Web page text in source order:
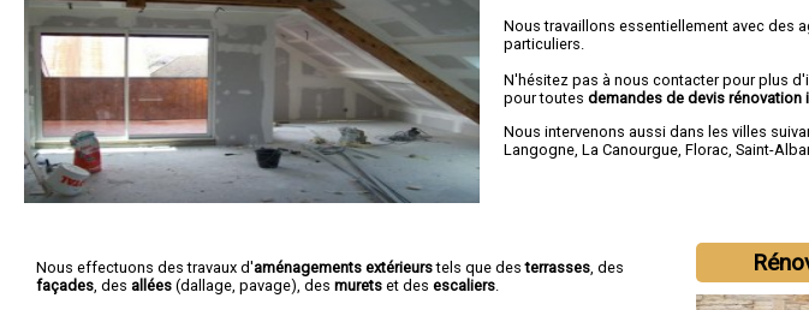
Nous travaillons essentiellement avec des
particuliers.
N'hésitez pas à nous contacter pour plus
pour toutesdemandes de devis rénovation
Nous intervenons aussi dans les villes
Langogne ,La Canourgue ,Florac ,Saint-
Nous effectuons des travaux d'aménagements extérieurstels que desterrasses , des
façades , des allées (dallage, pavage), des murets et des escaliers